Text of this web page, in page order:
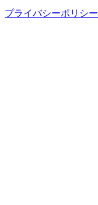
プライバシーポリシー